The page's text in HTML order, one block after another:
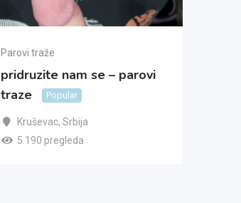
Parovi traže
pridruzite nam se – parovi
traze
Popular
Kruševac, Srbija
5.190 pregleda